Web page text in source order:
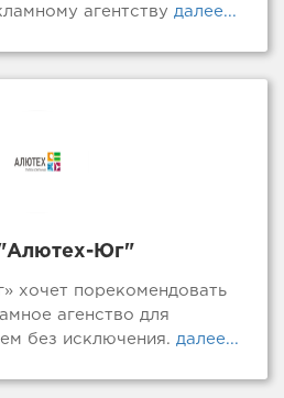
агентству далее...
Юг"
хочет порекомендовать
агенство для
без исключения.
далее...